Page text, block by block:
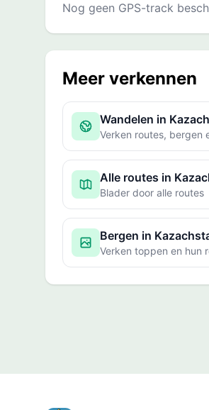
Nog geen GPS-track
Meer verkennen
Wandelen in
Verken routes, bergen
Alle routes in
Blader door alle routes
Bergen in
Verken toppen en hun